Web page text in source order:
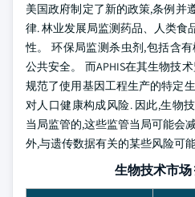
美国政府制定了新的政策,条例并
律. 林业发展局监测药品、人类食
性。 环保局监测杀虫剂,包括含
公共安全。 而APHIS在其生物技
规范了使用基因工程生产的特定
对人口健康构成风险. 因此,生物
当局监管的,这些监管当局可能会
外,与遗传数据有关的某些风险可
生物技术市场